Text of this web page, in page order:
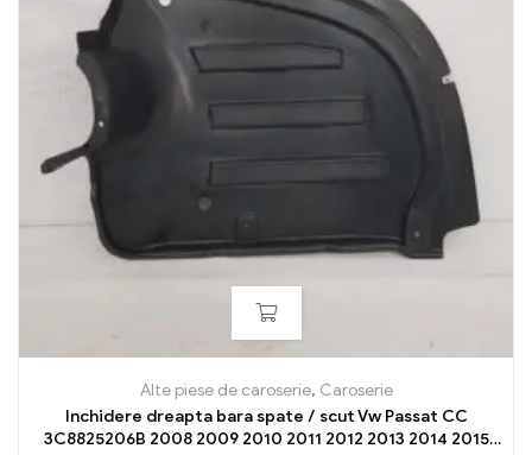
Alte piese de caroserie, Caroserie
Inchidere dreapta bara spate / scut Vw Passat CC
3C8825206B 2008 2009 2010 2011 2012 2013 2014 2015